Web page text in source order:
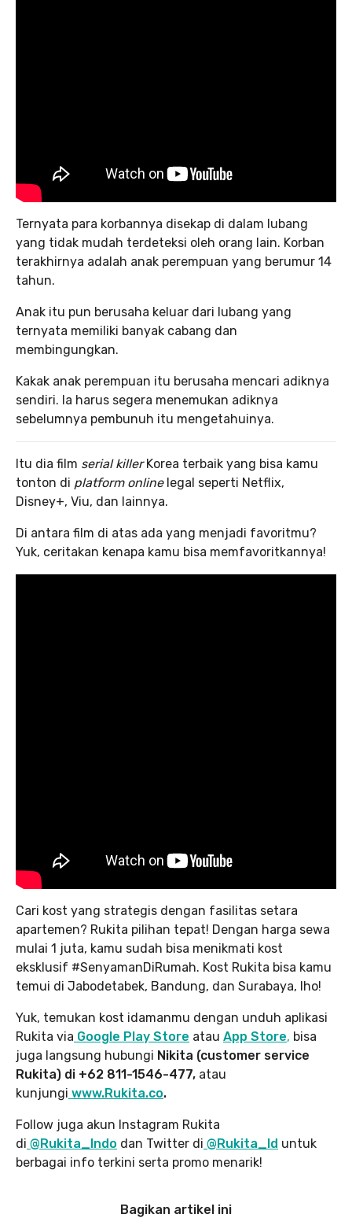
Ternyata para korbannya disekap di dalam lubang
yang tidak mudah terdeteksi oleh orang lain. Korban
terakhirnya adalah anak perempuan yang berumur 14
tahun.
Anak itu pun berusaha keluar dari lubang yang
ternyata memiliki banyak cabang dan
membingungkan.
Kakak anak perempuan itu berusaha mencari adiknya
sendiri. Ia harus segera menemukan adiknya
sebelumnya pembunuh itu mengetahuinya.
Itu dia film serial killerKorea terbaik yang bisa kamu
tonton di platform onlinelegal seperti Netflix,
Disney+, Viu, dan lainnya.
Di antara film di atas ada yang menjadi favoritmu?
Yuk, ceritakan kenapa kamu bisa memfavoritkannya!
Cari kost yang strategis dengan fasilitas setara
apartemen? Rukita pilihan tepat! Dengan harga sewa
mulai 1 juta, kamu sudah bisa menikmati kost
eksklusif #SenyamanDiRumah. Kost Rukita bisa kamu
temui di Jabodetabek, Bandung, dan Surabaya, lho!
Yuk, temukan kost idamanmu dengan unduh aplikasi
Rukita via Google Play Store atau App Store, bisa
juga langsung hubungi Nikita (customer service
Rukita) di +62 811-1546-477, atau
kunjungi www.Rukita.co.
Follow juga akun Instagram Rukita
di @Rukita_Indo dan Twitter di @Rukita_Id untuk
berbagai info terkini serta promo menarik!
Bagikan artikel ini